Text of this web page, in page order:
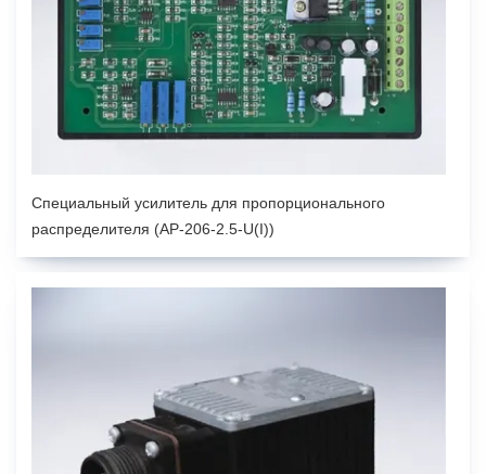
Специальный усилитель для пропорционального
распределителя (AP-206-2.5-U(I))